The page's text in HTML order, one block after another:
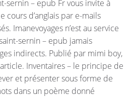
sernin – epub Fr vous invite à
cours d’anglais par e-mails
Imanevoyages n’est au service
sernin – epub jamais
indirects. Publié par mimi boy,
Inventaires – le principe de
et présenter sous forme de
dans un poème donné